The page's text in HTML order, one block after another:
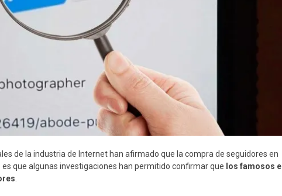
de la industria de Internet han afirmado que la compra de seguidores en
que algunas investigaciones han permitido confirmar que los famosos e